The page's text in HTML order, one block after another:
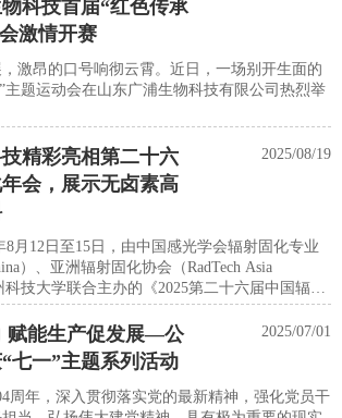
大量海内外客户与行业专家的驻足咨询，成为
显著的参展成果。
科技首届“红色传承
激情开赛
激昂的口号响彻云霄。近日，一场别开生面的
主题运动会在山东广浦生物科技有限公司热烈举
精彩亮相第二十六
会，展示无卤素高
2025/08/19
月12日至15日，由中国感光学会辐射固化专业
）、亚洲辐射固化协会（RadTech Asia
科技大学联合主办的​《2025第二十六届中国辐射
2025）》​在江苏苏州香格里拉大酒店成功举
的重要年度盛会，本次会议汇聚了国内外顶尖
下游企业，共同探讨辐射固化技术的最新进
向。
赋能生产促发展—公
七一”主题系列活动
2025/07/01
周年，深入贯彻落实党的最新精神，强化党员干